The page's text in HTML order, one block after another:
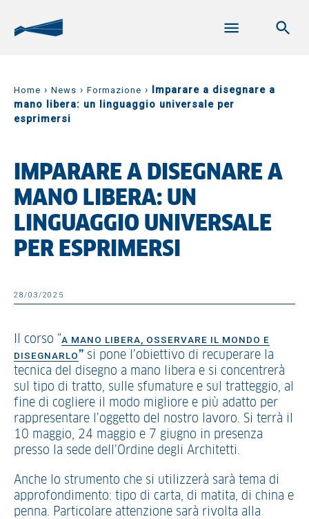
Home › News › Formazione ›
Imparare a disegnare a
mano libera: un linguaggio universale per
esprimersi
IMPARARE A DISEGNARE A
MANO LIBERA: UN
LINGUAGGIO UNIVERSALE
PER ESPRIMERSI
28/03/2025
Il corso “A MANO LIBERA, OSSERVARE IL MONDO E
DISEGNARLO” si pone l’obiettivo di recuperare la
tecnica del disegno a mano libera e si concentrerà
sul tipo di tratto, sulle sfumature e sul tratteggio, al
fine di cogliere il modo migliore e più adatto per
rappresentare l’oggetto del nostro lavoro. Si terrà il
10 maggio, 24 maggio e 7 giugno in presenza
presso la sede dell’Ordine degli Architetti.
Anche lo strumento che si utilizzerà sarà tema di
approfondimento: tipo di carta, di matita, di china e
penna. Particolare attenzione sarà rivolta alla